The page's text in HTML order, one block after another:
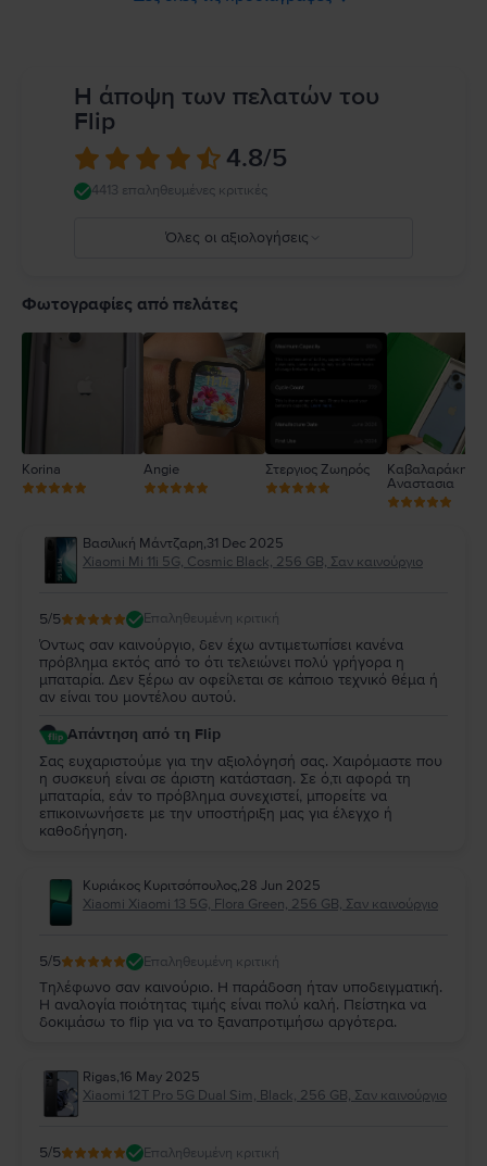
Η άποψη των πελατών του
Flip
4.8/5
4413 επαληθευμένες κριτικές
Όλες οι αξιολογήσεις
4
2
1
Φωτογραφίες από πελάτες
Korina Angie Στεργιος Ζωηρός
Καβαλαράκη
Αναστασια
Βασιλική Μάντζαρη,31 Dec 2025
Xiaomi Mi 11i 5G, Cosmic Black, 256 GB, Σαν καινούργιο
5/5 Επαληθευμένη κριτική
Όντως σαν καινούργιο, δεν έχω αντιμετωπίσει κανένα
πρόβλημα εκτός από το ότι τελειώνει πολύ γρήγορα η
μπαταρία. Δεν ξέρω αν οφείλεται σε κάποιο τεχνικό θέμα ή
αν είναι του μοντέλου αυτού.
Απάντηση από τη Flip
Σας ευχαριστούμε για την αξιολόγησή σας. Χαιρόμαστε που
η συσκευή είναι σε άριστη κατάσταση. Σε ό,τι αφορά τη
μπαταρία, εάν το πρόβλημα συνεχιστεί, μπορείτε να
επικοινωνήσετε με την υποστήριξη μας για έλεγχο ή
καθοδήγηση.
Κυριάκος Κυριτσόπουλος,28 Jun 2025
Xiaomi Xiaomi 13 5G, Flora Green, 256 GB, Σαν καινούργιο
5/5 Επαληθευμένη κριτική
Τηλέφωνο σαν καινούριο. Η παράδοση ήταν υποδειγματική.
Η αναλογία ποιότητας τιμής είναι πολύ καλή. Πείστηκα να
δοκιμάσω το flip για να το ξαναπροτιμήσω αργότερα.
Rigas,16 May 2025
Xiaomi 12T Pro 5G Dual Sim, Black, 256 GB, Σαν καινούργιο
5/5 Επαληθευμένη κριτική